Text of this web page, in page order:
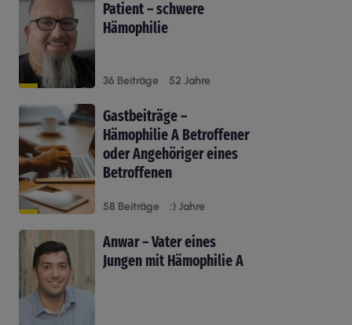
Patient – schwere
Hämophilie
36 Beiträge 52 Jahre
Gastbeiträge –
Hämophilie A Betroffener
oder Angehöriger eines
Betroffenen
58 Beiträge :) Jahre
Anwar – Vater eines
Jungen mit Hämophilie A